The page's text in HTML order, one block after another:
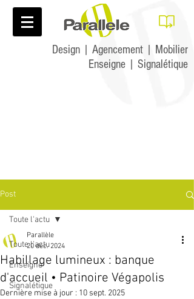
Design | Agencement | Mobilier
Enseigne | Signalétique
Post
Toute l'actu
Enseigne
Signalétique
Toute l'actu
Habillage lumineux : banque
d'accueil • Patinoire Végapolis
Parallèle
20 déc. 2024
Dernière mise à jour : 10 sept. 2025